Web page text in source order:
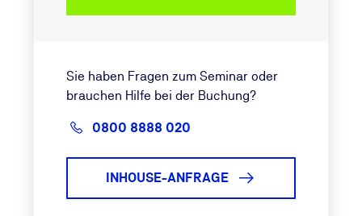
Sie haben Fragen zum Seminar oder
brauchen Hilfe bei der Buchung?
0800 8888 020
INHOUSE-ANFRAGE